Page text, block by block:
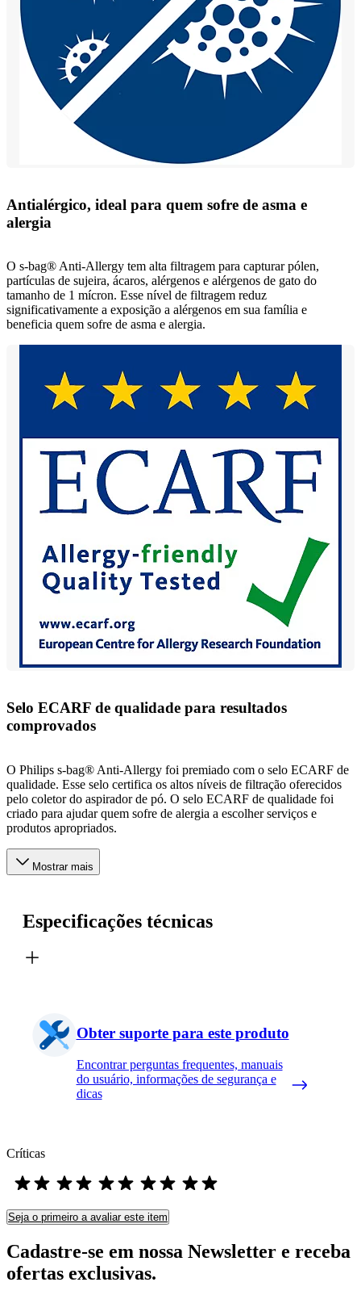
Antialérgico, ideal para quem sofre de asma e
alergia
O s-bag® Anti-Allergy tem alta filtragem para capturar pólen,
partículas de sujeira, ácaros, alérgenos e alérgenos de gato do
tamanho de 1 mícron. Esse nível de filtragem reduz
significativamente a exposição a alérgenos em sua família e
beneficia quem sofre de asma e alergia.
Selo ECARF de qualidade para resultados
comprovados
O Philips s-bag® Anti-Allergy foi premiado com o selo ECARF de
qualidade. Esse selo certifica os altos níveis de filtração oferecidos
pelo coletor do aspirador de pó. O selo ECARF de qualidade foi
criado para ajudar quem sofre de alergia a escolher serviços e
produtos apropriados.
Mostrar mais
Especificações técnicas
Obter suporte para este produto
Encontrar perguntas frequentes, manuais
do usuário, informações de segurança e
dicas
Críticas
Seja o primeiro a avaliar este item
Cadastre-se em nossa Newsletter e receba
ofertas exclusivas.